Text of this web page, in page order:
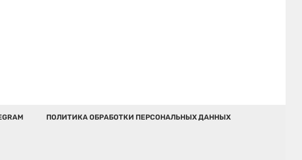
ПОЛИТИКА ОБРАБОТКИ ПЕРСОНАЛЬНЫХ ДАННЫХ